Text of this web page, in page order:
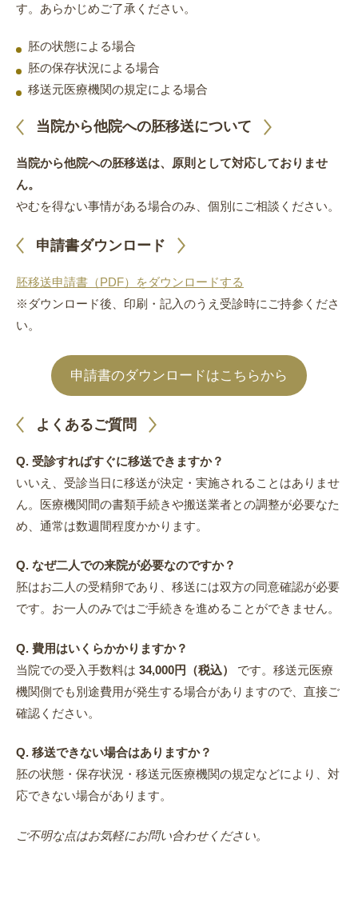
す。あらかじめご了承ください。
胚の状態による場合
胚の保存状況による場合
移送元医療機関の規定による場合
当院から他院への胚移送について
当院から他院への胚移送は、原則として対応しておりませ
ん。
やむを得ない事情がある場合のみ、個別にご相談ください。
申請書ダウンロード
胚移送申請書（PDF）をダウンロードする
※ダウンロード後、印刷・記入のうえ受診時にご持参くださ
い。
申請書のダウンロードはこちらから
よくあるご質問
Q. 受診すればすぐに移送できますか？
いいえ、受診当日に移送が決定・実施されることはありませ
ん。医療機関間の書類手続きや搬送業者との調整が必要なた
め、通常は数週間程度かかります。
Q. なぜ二人での来院が必要なのですか？
胚はお二人の受精卵であり、移送には双方の同意確認が必要
です。お一人のみではご手続きを進めることができません。
Q. 費用はいくらかかりますか？
当院での受入手数料は 34,000円（税込）
です。移送元医療
機関側でも別途費用が発生する場合がありますので、直接ご
確認ください。
Q. 移送できない場合はありますか？
胚の状態・保存状況・移送元医療機関の規定などにより、対
応できない場合があります。
ご不明な点はお気軽にお問い合わせください。